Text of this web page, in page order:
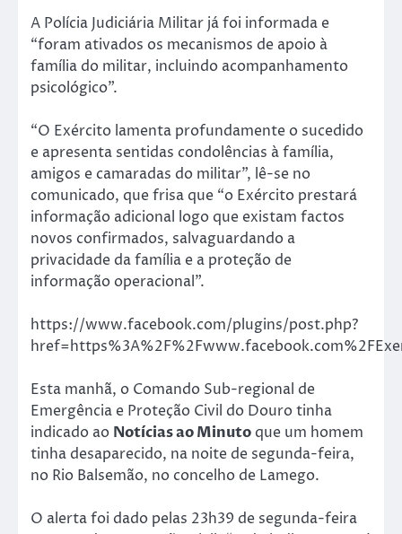
A Polícia Judiciária Militar já foi informada e
“foram ativados os mecanismos de apoio à
família do militar, incluindo acompanhamento
psicológico”.
“O Exército lamenta profundamente o sucedido
e apresenta sentidas condolências à família,
amigos e camaradas do militar”, lê-se no
comunicado, que frisa que “o Exército prestará
informação adicional logo que existam factos
novos confirmados, salvaguardando a
privacidade da família e a proteção de
informação operacional”.
https://www.facebook.com/plugins/post.php?
Esta manhã, o Comando Sub-regional de
Emergência e Proteção Civil do Douro tinha
indicado ao Notícias ao Minuto que um homem
tinha desaparecido, na noite de segunda-feira,
no Rio Balsemão, no concelho de Lamego.
O alerta foi dado pelas 23h39 de segunda-feira